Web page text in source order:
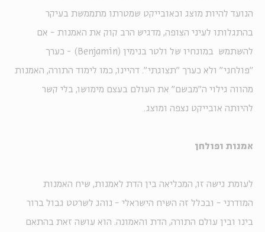
הנועד להיות מוצג וכאובייקט שמטרתו מתממשת בעיקר
בהתגלותו לעיני הצופה, מדגיש הרב קוק את האמנות - אם
להשתמש במונחיו של ולטר בנימין (Benjamin) - כערך
"פולחני" ולא כערך "תצוגתי". דהיינו, כמו לימוד התורה, האמנות
מהווה גילוי ה"מבשם" את העולם בעצם מימושו, בלי קשר
להיותה אובייקט נצפה ומוצג.
אמנות ופולחן
לעומת גישה זו, המכליאה בין הדת לאמנות, שיח האמנות
המודרני - ובכלל זה השיח הישראלי - נוהג לשרטט גבול ברור
בינו ובין עולם התורה, הדת והאמונה. הוא עושה זאת בהתאם